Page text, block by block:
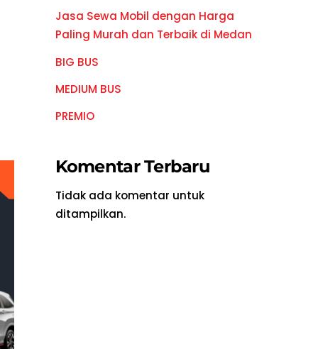
Jasa Sewa Mobil dengan Harga
Paling Murah dan Terbaik di Medan
BIG BUS
MEDIUM BUS
PREMIO
Komentar Terbaru
Tidak ada komentar untuk
ditampilkan.